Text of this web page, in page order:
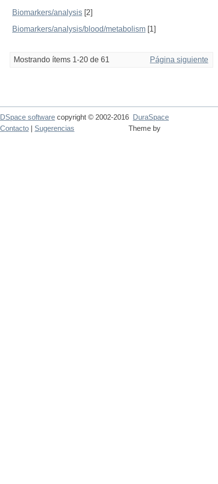
Biomarkers/analysis [2]
Biomarkers/analysis/blood/metabolism [1]
Mostrando ítems 1-20 de 61 Página siguiente
DSpace software copyright © 2002-2016
DuraSpace
Theme by
Contacto Sugerencias